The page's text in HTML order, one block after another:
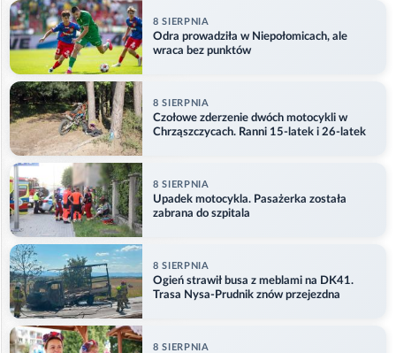
8 SIERPNIA
Odra prowadziła w Niepołomicach, ale
wraca bez punktów
8 SIERPNIA
Czołowe zderzenie dwóch motocykli w
Chrząszczycach. Ranni 15-latek i 26-latek
8 SIERPNIA
Upadek motocykla. Pasażerka została
zabrana do szpitala
8 SIERPNIA
Ogień strawił busa z meblami na DK41.
Trasa Nysa-Prudnik znów przejezdna
8 SIERPNIA